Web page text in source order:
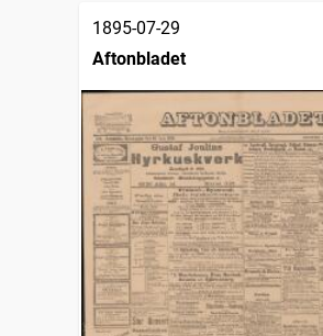
1895-07-29
Aftonbladet